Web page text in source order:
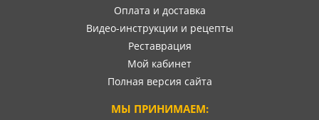
Оплата и доставка
Видео-инструкции и рецепты
Реставрация
Мой кабинет
Полная версия сайта
МЫ ПРИНИМАЕМ: